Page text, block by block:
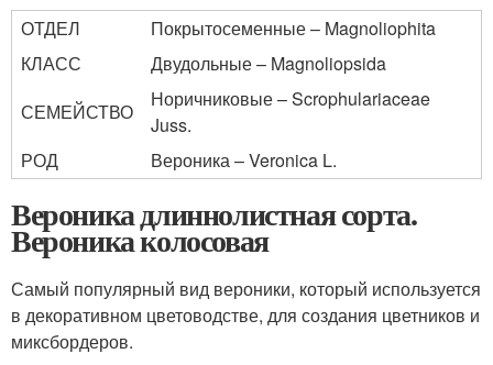
ОТДЕЛ
Покрытосеменные – Magnoliophita
КЛАСС
Двудольные – Magnoliopsida
СЕМЕЙСТВО
Норичниковые – Scrophulariaceae
Juss.
РОД
Вероника – Veronica L.
Вероника длиннолистная сорта.
Вероника колосовая
Самый популярный вид вероники, который используется
в декоративном цветоводстве, для создания цветников и
миксбордеров.